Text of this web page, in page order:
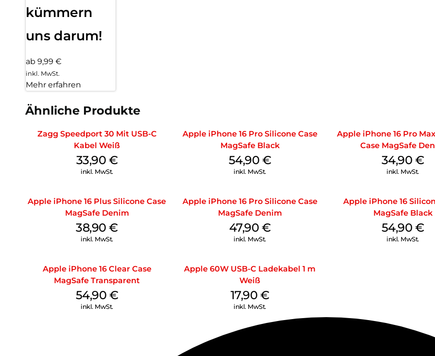
kümmern
uns darum!
ab 9,99 €
inkl. MwSt.
Mehr erfahren
Ähnliche Produkte
Zagg Speedport 30 Mit USB-C
Kabel Weiß
33,90 €
inkl. MwSt.
Apple iPhone 16 Pro Silicone Case
MagSafe Black
54,90 €
inkl. MwSt.
Apple iPhone 16 Pro
Case MagSafe
34,90 €
inkl. MwSt.
Apple iPhone 16 Plus Silicone Case
MagSafe Denim
38,90€
inkl. MwSt.
Apple iPhone 16 Pro Silicone Case
MagSafe Denim
47,90 €
inkl. MwSt.
Apple iPhone 16
MagSafe Black
54,90 €
inkl. MwSt.
Apple iPhone 16 Clear Case
MagSafe Transparent
54,90 €
inkl. MwSt.
Apple 60W USB-C Ladekabel 1 m
Weiß
17,90 €
inkl. MwSt.